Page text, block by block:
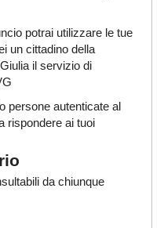
potrai utilizzare le tue
un cittadino della
il servizio di
persone autenticate al
rispondere ai tuoi
da chiunque